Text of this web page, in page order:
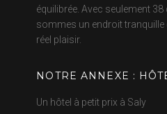
équilibrée. Avec seulement
sommes un endroit tranquille
réel plaisir.
NOTRE ANNEXE :
Un hôtel à petit prix à Saly